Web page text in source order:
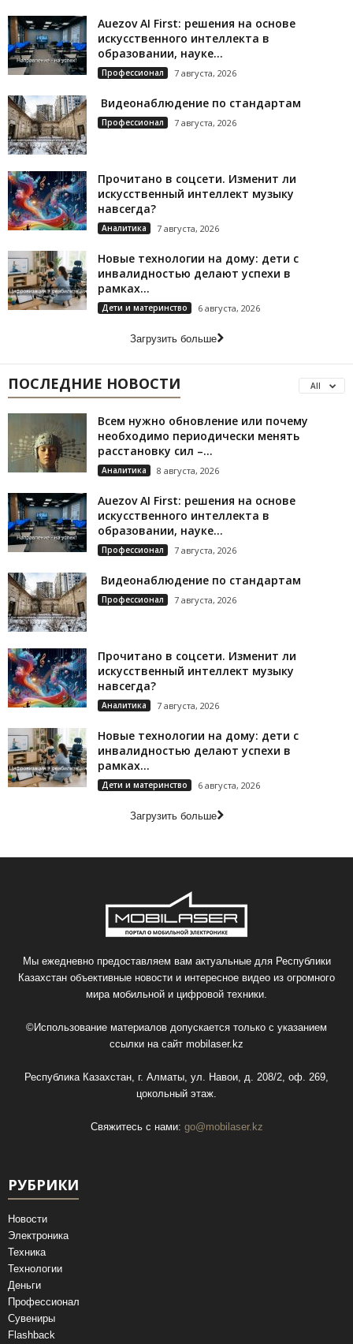
Auezov AI First: решения на основе
искусственного интеллекта в
образовании, науке...
Профессионал 7 августа, 2026
Видеонаблюдение по стандартам
Профессионал 7 августа, 2026
Прочитано в соцсети. Изменит ли
искусственный интеллект музыку
навсегда?
Аналитика 7 августа, 2026
Новые технологии на дому: дети с
инвалидностью делают успехи в
рамках...
Дети и материнство 6 августа, 2026
Загрузить больше
ПОСЛЕДНИЕ НОВОСТИ All
Всем нужно обновление или почему
необходимо периодически менять
расстановку сил –...
Аналитика 8 августа, 2026
Auezov AI First: решения на основе
искусственного интеллекта в
образовании, науке...
Профессионал 7 августа, 2026
Видеонаблюдение по стандартам
Профессионал 7 августа, 2026
Прочитано в соцсети. Изменит ли
искусственный интеллект музыку
навсегда?
Аналитика 7 августа, 2026
Новые технологии на дому: дети с
инвалидностью делают успехи в
рамках...
Дети и материнство 6 августа, 2026
Загрузить больше
Мы ежедневно предоставляем вам актуальные для Республики
Казахстан объективные новости и интересное видео из огромного
мира мобильной и цифровой техники.
©Использование материалов допускается только с указанием
ссылки на сайт mobilaser.kz
Республика Казахстан, г. Алматы, ул. Навои, д. 208/2, оф. 269,
цокольный этаж.
Свяжитесь с нами: go@mobilaser.kz
РУБРИКИ
Новости
Электроника
Техника
Технологии
Деньги
Профессионал
Сувениры
Flashback